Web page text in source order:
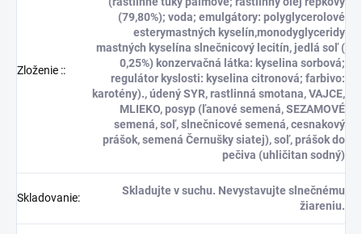
Zloženie ::
(79,80%); voda; emulgátory: polyglycerolové
esterymastných kyselín,monodyglyceridy
mastných kyselína slnečnicový lecitín, jedlá soľ (
0,25%) konzervačná látka: kyselina sorbová;
regulátor kyslosti: kyselina citronová; farbivo:
karotény)., údený SYR, rastlinná smotana, VAJCE,
MLIEKO, posyp (ľanové semená, SEZAMOVÉ
semená, soľ, slnečnicové semená, cesnakový
prášok, semená Černušky siatej), soľ, prášok do
pečiva (uhličitan sodný)
Skladovanie:
Skladujte v suchu. Nevystavujte slnečnému
žiareniu.